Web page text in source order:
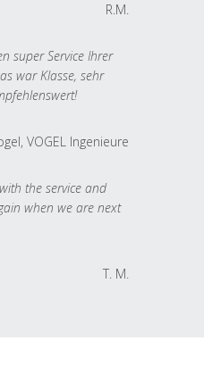
R.M.
super Service Ihrer
war Klasse, sehr
VOGEL Ingenieure
the service and
when we are next
T. M.